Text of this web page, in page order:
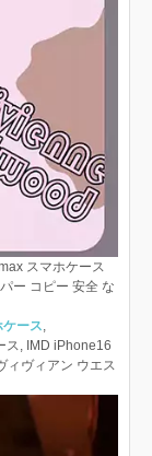
スマホケース
ー コピー 安全 な
ース,
ス, IMD iPhone16
ィヴィアン ウエス